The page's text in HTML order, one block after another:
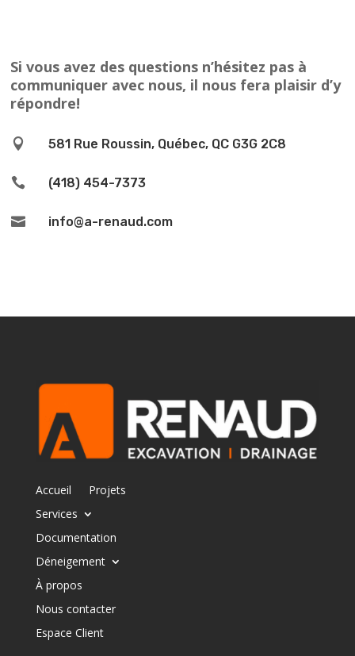
Si vous avez des questions n’hésitez pas à
communiquer avec nous, il nous fera plaisir d’y
répondre!
 581 Rue Roussin, Québec, QC G3G 2C8
 (418) 454-7373
 info@a-renaud.com
Accueil
Projets
Services
Documentation
Déneigement
À propos
Nous contacter
Espace Client